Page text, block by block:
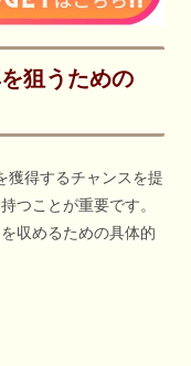
狙うための
獲得するチャンスを提
つことが重要です。
収めるための具体的